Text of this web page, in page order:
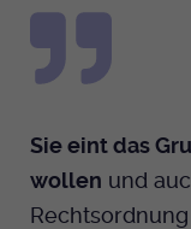
Sie eint das
wollen und